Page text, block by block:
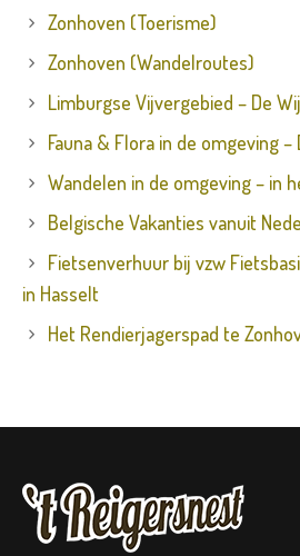
Zonhoven (Toerisme)
Zonhoven (Wandelroutes)
Limburgse Vijvergebied – De
Fauna & Flora in de omgeving –
Wandelen in de omgeving – in
Belgische Vakanties vanuit
Fietsenverhuur bij vzw
in Hasselt
Het Rendierjagerspad te